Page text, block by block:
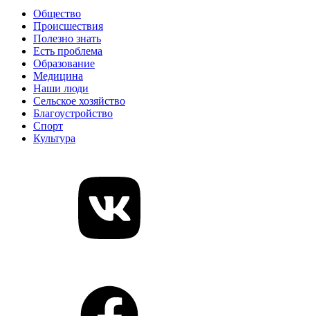
Общество
Происшествия
Полезно знать
Есть проблема
Образование
Медицина
Наши люди
Сельское хозяйство
Благоустройство
Спорт
Культура